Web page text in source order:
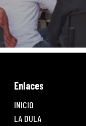
Enlaces
INICIO
LA DULA